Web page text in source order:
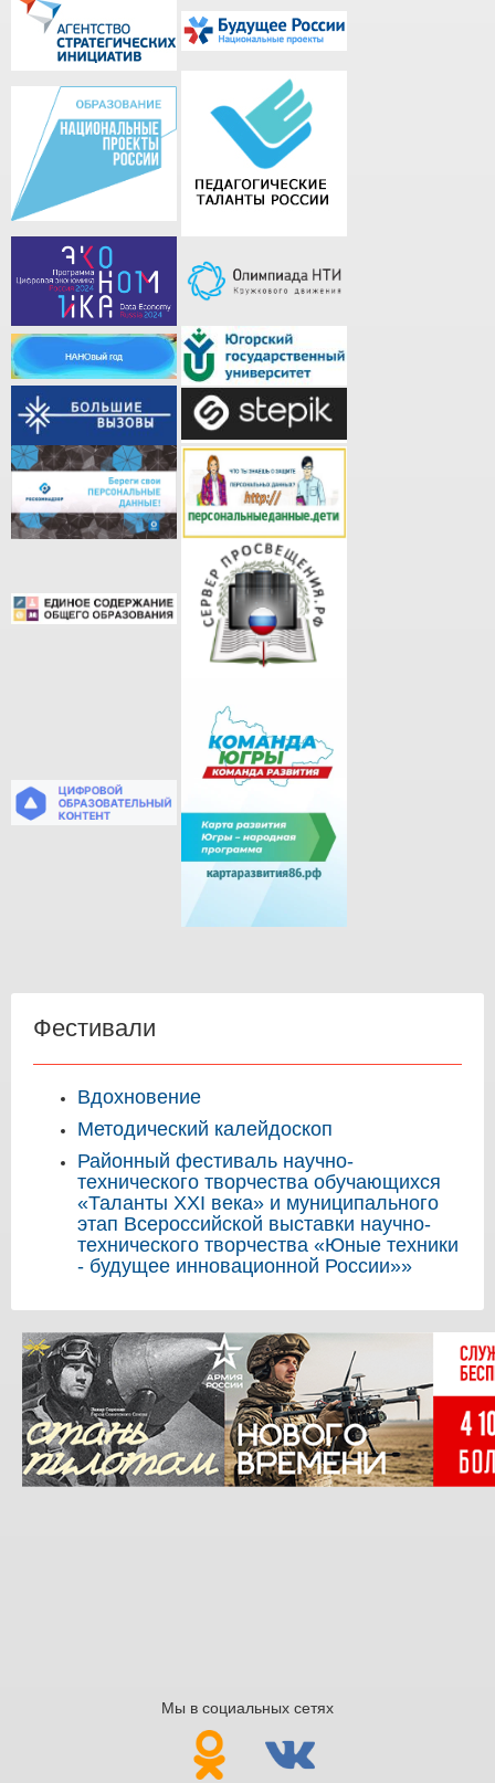
Фестивали
Вдохновение
Методический калейдоскоп
Районный фестиваль научно-
технического творчества обучающихся
«Таланты XXI века» и муниципального
этап Всероссийской выставки научно-
технического творчества «Юные техники
- будущее инновационной России»»
Мы в социальных сетях